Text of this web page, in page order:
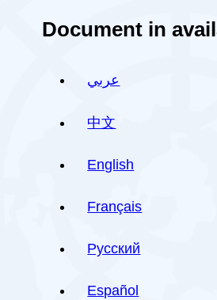
Document in
عربي
中文
English
Français
Русский
Español